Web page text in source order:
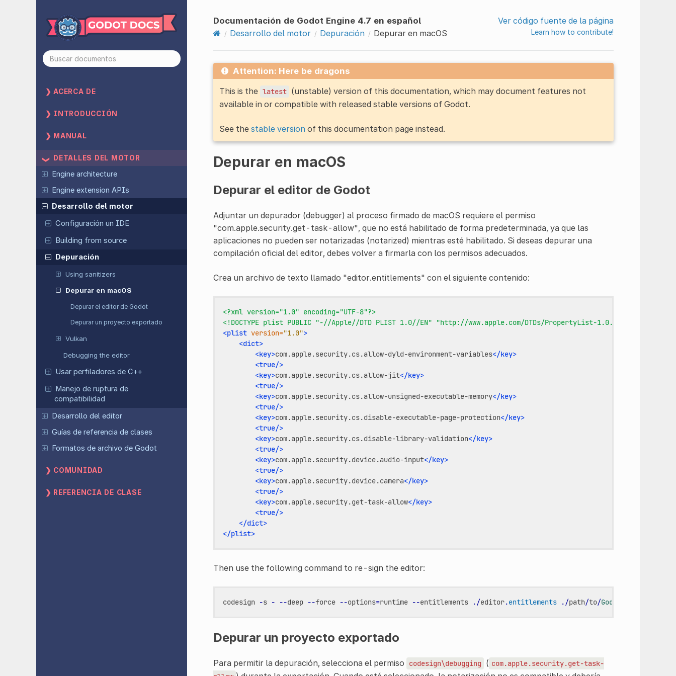
ACERCA DE
INTRODUCCIÓN
MANUAL
DETALLES DEL MOTOR
Engine architecture
Engine extension APIs
Desarrollo del motor
Configuración un IDE
Building from source
Depuración
Using sanitizers
Depurar en macOS
Depurar el editor de Godot
Depurar un proyecto exportado
Vulkan
Debugging the editor
Usar perfiladores de C++
Manejo de ruptura de
compatibilidad
Desarrollo del editor
Guías de referencia de clases
Formatos de archivo de Godot
COMUNIDAD
REFERENCIA DE CLASE
Documentación de Godot Engine 4.7 en español
Desarrollo del motor
Depuración Depurar en macOS
Ver código fuente de la página
Learn how to contribute!
Attention: Here be dragons
This is the latest (unstable) version of this documentation, which may document features not
available in or compatible with released stable versions of Godot.
See the stable versionof this documentation page instead.
Depurar en macOS
Depurar el editor de Godot
Adjuntar un depurador (debugger) al proceso firmado de macOS requiere el permiso
"com.apple.security.get-task-allow", que no está habilitado de forma predeterminada, ya que las
aplicaciones no pueden ser notarizadas (notarized) mientras esté habilitado. Si deseas depurar una
compilación oficial del editor, debes volver a firmarla con los permisos adecuados.
Crea un archivo de texto llamado "editor.entitlements" con el siguiente contenido:
<?xml version="1.0" encoding="UTF-8"?>
<!DOCTYPE plist PUBLIC "-//Apple//DTD PLIST 1.0//EN" "http://www.apple.com/DTDs/PropertyList-1.0.dtd">
<plist version="1.0">
<dict>
<key>com.apple.security.cs.allow-dyld-environment-variables</key>
<true/>
<key>com.apple.security.cs.allow-jit</key>
<true/>
<key>com.apple.security.cs.allow-unsigned-executable-memory</key>
<true/>
<key>com.apple.security.cs.disable-executable-page-protection</key>
<true/>
<key>com.apple.security.cs.disable-library-validation</key>
<true/>
<key>com.apple.security.device.audio-input</key>
<true/>
<key>com.apple.security.device.camera</key>
<true/>
<key>com.apple.security.get-task-allow</key>
<true/>
</dict>
</plist>
Then use the following command to re-sign the editor:
codesign -s - --deep --force --options=runtime --entitlements ./editor.entitlements ./path/to/Godot
Depurar un proyecto exportado
Para permitir la depuración, selecciona el permiso codesign\debugging ( com.apple.security.get-task-